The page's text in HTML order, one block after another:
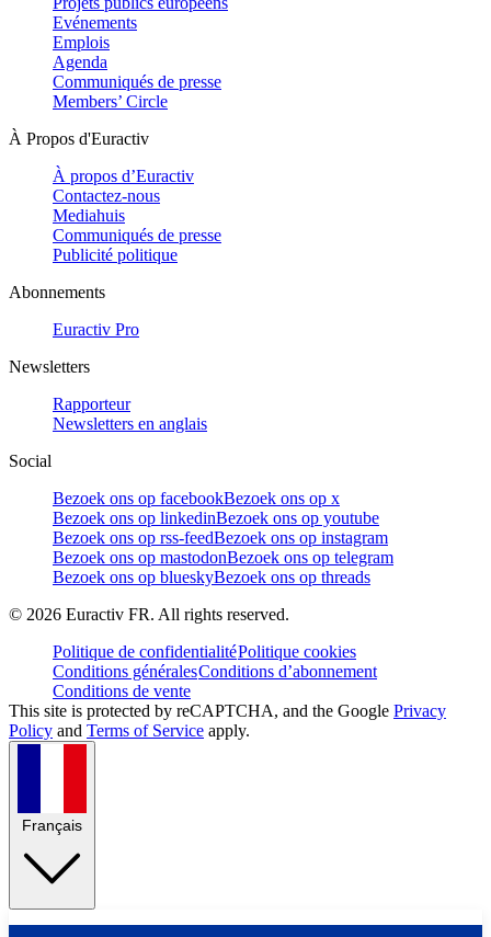
Evénements
Emplois
Agenda
Communiqués de presse
Members’ Circle
À Propos d'Euractiv
À propos d’Euractiv
Contactez-nous
Mediahuis
Communiqués de presse
Publicité politique
Abonnements
Euractiv Pro
Newsletters
Rapporteur
Newsletters en anglais
Social
Bezoek ons op facebookBezoek ons op x
Bezoek ons op linkedinBezoek ons op youtube
Bezoek ons op rss-feedBezoek ons op instagram
Bezoek ons op mastodonBezoek ons op telegram
Bezoek ons op blueskyBezoek ons op threads
© 2026 Euractiv FR. All rights reserved.
Politique de confidentialitéPolitique cookies
Conditions généralesConditions d’abonnement
Conditions de vente
This site is protected by reCAPTCHA, and the Google Privacy
Policy and Terms of Service apply.
Français